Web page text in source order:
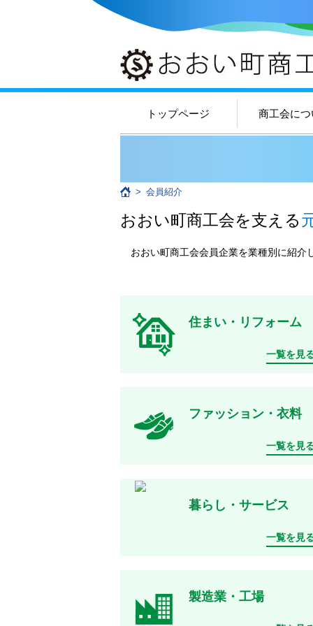
トップページ 商工会に
> 会員紹介
おおい町商工会を支える
おおい町商工会会員企業を業種別に紹介
住まい・リフォーム
一覧を見
ファッション・衣料
一覧を見
暮らし・サービス
一覧を見
製造業・工場